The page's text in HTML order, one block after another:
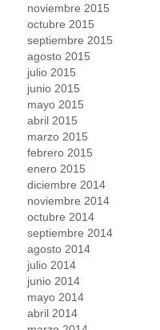
noviembre 2015
octubre 2015
septiembre 2015
agosto 2015
julio 2015
junio 2015
mayo 2015
abril 2015
marzo 2015
febrero 2015
enero 2015
diciembre 2014
noviembre 2014
octubre 2014
septiembre 2014
agosto 2014
julio 2014
junio 2014
mayo 2014
abril 2014